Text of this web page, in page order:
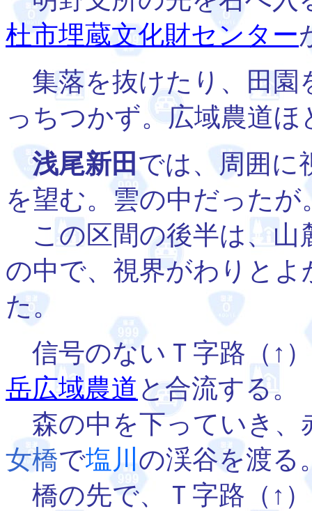
杜市埋蔵文化財センター
集落を抜けたり、田園
っちつかず。広域農道
浅尾新田では、周囲に
を望む。雲の中だったが
この区間の後半は、山
の中で、視界がわりとよ
た。
信号のないＴ字路（↑
岳広域農道 と合流する。
森の中を下っていき、
女橋で塩川の渓谷を渡る
橋の先で、Ｔ字路（↑